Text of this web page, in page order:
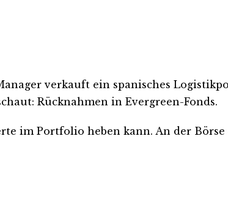
verkauft ein spanisches
Rücknahmen in Evergreen-Fonds.
im Portfolio heben kann. An der